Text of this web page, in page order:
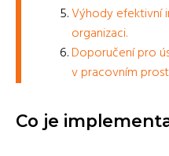
Výhody efektivní
organizaci.
Doporučení pro
v pracovním
Co je